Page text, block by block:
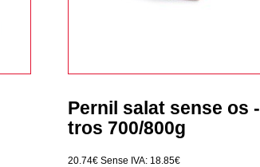
Pernil salat sense os -
tros 700/800g
20.74€ Sense IVA: 18.85€